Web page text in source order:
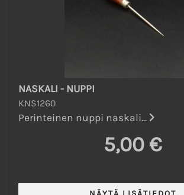
NASKALI - NUPPI
KNS1260
Perinteinen nuppi naskali...
5,00 €